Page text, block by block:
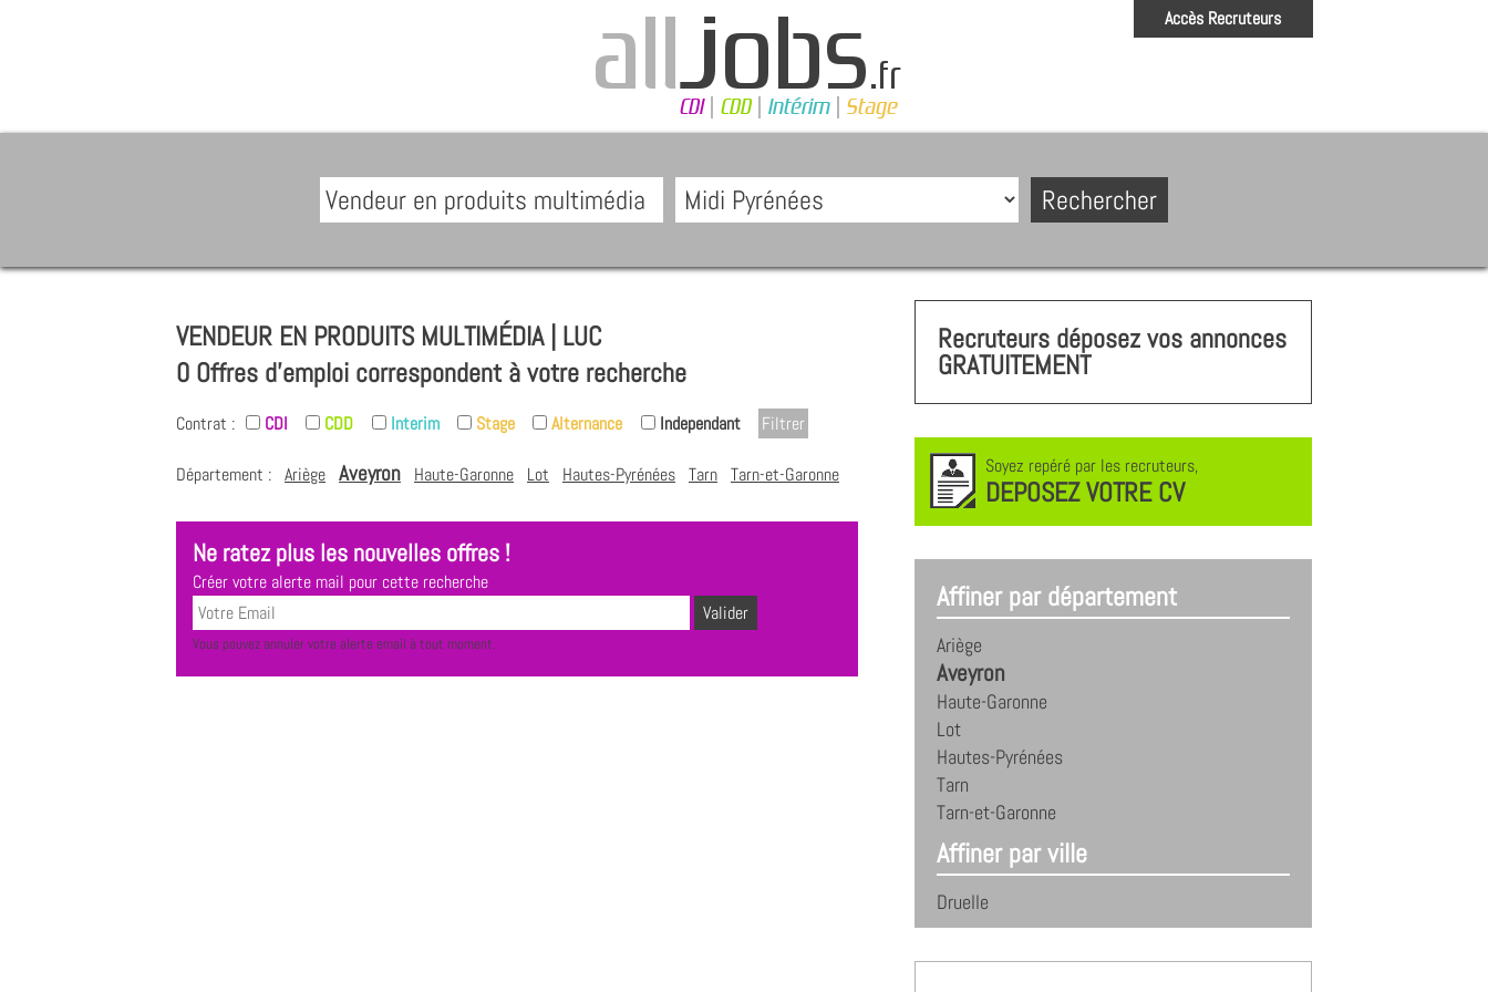
Accès Recruteurs
VENDEUR EN PRODUITS MULTIMÉDIA | LUC
0 Offres d'emploi correspondent à votre recherche
Contrat : CDI CDD Interim Stage Alternance Independant
Département : Ariège Aveyron Haute-Garonne Lot Hautes-Pyrénées Tarn Tarn-et-Garonne
Ne ratez plus les nouvelles offres !
Créer votre alerte mail pour cette recherche
Vous pouvez annuler votre alerte email à tout moment.
Recruteurs déposez vos annonces
GRATUITEMENT
Soyez repéré par les recruteurs,
DEPOSEZ VOTRE CV
Affiner par département
Ariège
Aveyron
Haute-Garonne
Lot
Hautes-Pyrénées
Tarn
Tarn-et-Garonne
Affiner par ville
Druelle